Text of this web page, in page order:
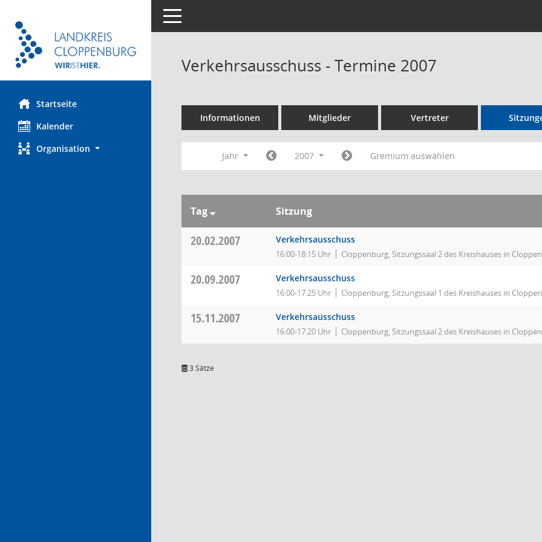
Startseite
Kalender
Organisation
Toggle navigation
Verkehrsausschuss - Termine 2007
Informationen Mitglieder Vertreter
Jahr 2007 Gremium auswählen
Tag Sitzung
20.02.2007 Verkehrsausschuss
16:00-18:15 Uhr Cloppenburg, Sitzungssaal 2 des Kreishauses in
20.09.2007 Verkehrsausschuss
16:00-17:25 Uhr Cloppenburg, Sitzungssaal 1 des Kreishauses in
15.11.2007 Verkehrsausschuss
16:00-17:20 Uhr Cloppenburg, Sitzungssaal 2 des Kreishauses in
3 Sätze